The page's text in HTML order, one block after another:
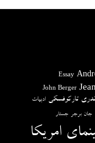
Essay
John Berger
تارکوفسکی ادبیات
جان برجر جستار
امریکا